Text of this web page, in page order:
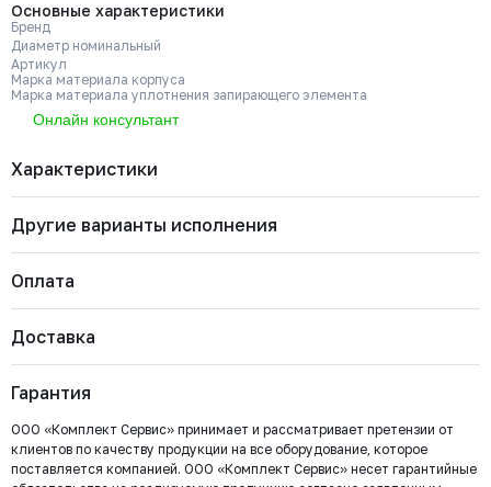
Основные характеристики
Бренд
Диаметр номинальный
Артикул
Марка материала корпуса
Марка материала уплотнения запирающего элемента
Онлайн консультант
Характеристики
Бренд
Диаметр номинальный
ДУ 150
Марка материала корпуса
NBR
Страна
Тип присоединения
Другие варианты исполнения
Диаметр номинальный
Диаметр номинальный
ДУ 80
Наличие
Есть
Цена с НДС
9 768 ₽ Купить
Оплата
Важно: Отгрузка товара производится после 100%
оплаты и зачисления средств на расчетный счет
ООО «Комплект Сервис».
Доставка
Гарантия
ООО «Комплект Сервис» принимает и рассматривает претензии от
клиентов по качеству продукции на все оборудование, которое
поставляется компанией. ООО «Комплект Сервис» несет гарантийные